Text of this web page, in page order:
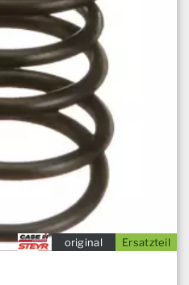
Ersatzteil
original